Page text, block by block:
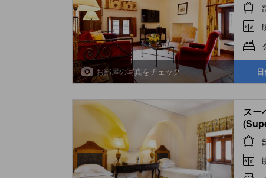
お部屋の写真をチェック
スー